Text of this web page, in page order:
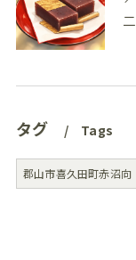
タグ Tags
郡山市喜久田町赤沼向